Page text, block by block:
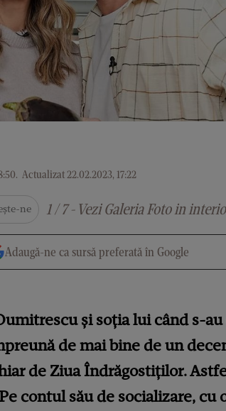
. Actualizat 22.02.2023, 17:22
ne 1 / 7 - Vezi Galeria Foto in
Adaugă-ne ca sursă preferată în Google
și soția lui când s-
de mai bine de un
de Ziua Îndrăgostiților.
contul său de socializare,